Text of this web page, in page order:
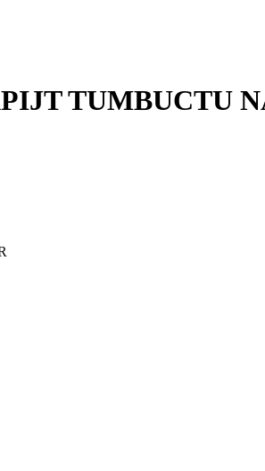
TUMBUCTU